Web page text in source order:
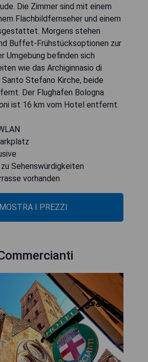
Die Zimmer sind mit einem
Flachbildfernseher und einem
Morgens stehen
Buffet-Frühstücksoptionen zur
Umgebung befinden sich
wie das Archiginnasio di
Santo Stefano Kirche, beide
Der Flughafen Bologna
ist 16 km vom Hotel entfernt.
Sehenswürdigkeiten
vorhanden
MOSTRA I PREZZI